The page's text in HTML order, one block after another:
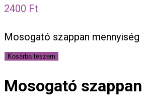
2400 Ft
Mosogató szappan mennyiség
Kosárba teszem
Mosogató szappan